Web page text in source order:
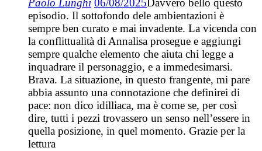
Paolo Lunghi 06/08/2025Davvero bello questo
episodio. Il sottofondo dele ambientazioni è
sempre ben curato e mai invadente. La vicenda con
la conflittualità di Annalisa prosegue e aggiungi
sempre qualche elemento che aiuta chi legge a
inquadrare il personaggio, e a immedesimarsi.
Brava. La situazione, in questo frangente, mi pare
abbia assunto una connotazione che definirei di
pace: non dico idilliaca, ma è come se, per così
dire, tutti i pezzi trovassero un senso nell’essere in
quella posizione, in quel momento. Grazie per la
lettura